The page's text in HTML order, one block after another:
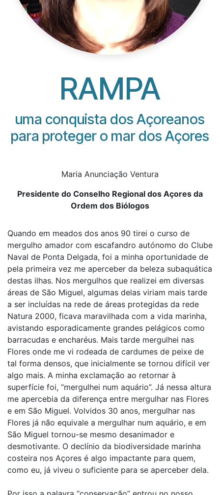
RAMPA
uma conquista dos Açoreanos
para proteger o mar dos Açores
Maria Anunciação Ventura
Presidente do Conselho Regional dos Açores da
Ordem dos Biólogos
Quando em meados dos anos 90 tirei o curso de
mergulho amador com escafandro autónomo do Clube
Naval de Ponta Delgada, foi a minha oportunidade de
pela primeira vez me aperceber da beleza subaquática
destas ilhas. Nos mergulhos que realizei em diversas
áreas de São Miguel, algumas delas viriam mais tarde
a ser incluídas na rede de áreas protegidas da rede
Natura 2000, ficava maravilhada com a vida marinha,
avistando esporadicamente grandes pelágicos como
barracudas e encharéus. Mais tarde mergulhei nas
Flores onde me vi rodeada de cardumes de peixe de
tal forma densos, que inicialmente se tornou difícil ver
algo mais. A minha exclamação ao retornar à
superfície foi, “mergulhei num aquário”. Já nessa altura
me apercebia da diferença entre mergulhar nas Flores
e em São Miguel. Volvidos 30 anos, mergulhar nas
Flores já não equivale a mergulhar num aquário, e em
São Miguel tornou-se mesmo desanimador e
desmotivante. O declínio da biodiversidade marinha
costeira nos Açores é algo impactante para quem,
como eu, já viveu o suficiente para se aperceber dela.